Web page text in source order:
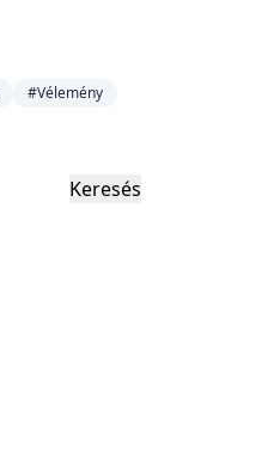
#Vélemény
Keresés